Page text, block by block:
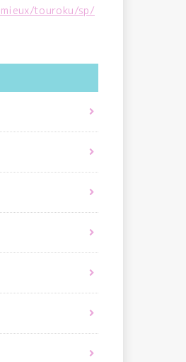
touroku/sp/